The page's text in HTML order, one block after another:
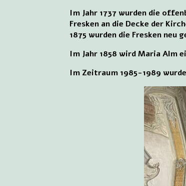
Im Jahr 1737 wurden die
Fresken an die Decke der
1875 wurden die Fresken neu
Im Jahr 1858 wird Maria Alm
Im Zeitraum 1985-1989